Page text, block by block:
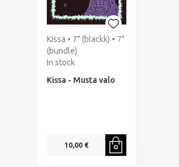
Kissa • 7" (blackk) • 7"
(bundle)
In stock
Kissa - Musta valo
10,00 €